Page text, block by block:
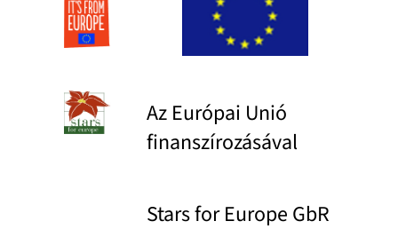
Az Európai Unió
finanszírozásával
Stars for Europe GbR